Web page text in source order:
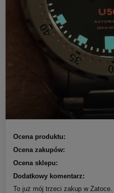
Ocena produktu:
Ocena zakupów:
Ocena sklepu:
Dodatkowy komentarz:
To już mój trzeci zakup w